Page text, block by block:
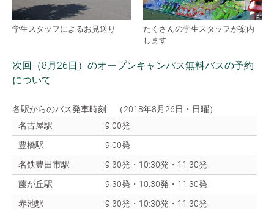
学生スタッフによるお見送り
たくさんの学生スタッフが案内
します
次回（8月26日）のオープンキャンパス無料バスの予約
について
各駅からのバス発車時刻 （2018年8月26日・日曜）
名古屋駅
9:00発
豊橋駅
9:00発
名鉄豊田市駅
9:30発・10:30発・11:30発
藤が丘駅
9:30発・10:30発・11:30発
赤池駅
9:30発・10:30発・11:30発